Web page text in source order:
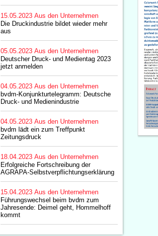
15.05.2023 Aus den Unternehmen
Die Druckindustrie bildet wieder mehr
aus
05.05.2023 Aus den Unternehmen
Deutscher Druck- und Medientag 2023
jetzt anmelden
04.05.2023 Aus den Unternehmen
bvdm-Konjunkturtelegramm: Deutsche
Druck- und Medienindustrie
04.05.2023 Aus den Unternehmen
bvdm lädt ein zum Treffpunkt
Zeitungsdruck
18.04.2023 Aus den Unternehmen
Erfolgreiche Fortschreibung der
AGRAPA-Selbstverpflichtungserklärung
15.04.2023 Aus den Unternehmen
Führungswechsel beim bvdm zum
Jahresende: Deimel geht, Hommelhoff
kommt